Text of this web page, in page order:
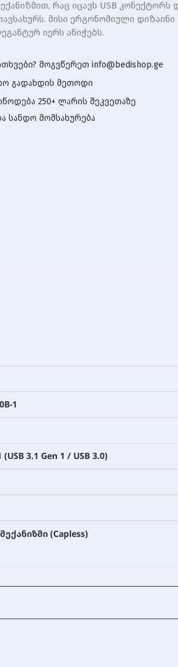
რაც იცავს USB კონექტორს
მისი ერგონომიული დიზაინი
იერს ანიჭებს.
მოგვწერეთ info@bedishop.ge
გადახდის მეთოდი
250+ ლარის შეკვეთაზე
სანდო მომსახურება
1
(USB 3.1 Gen 1 / USB 3.0)
(Capless)
მმ